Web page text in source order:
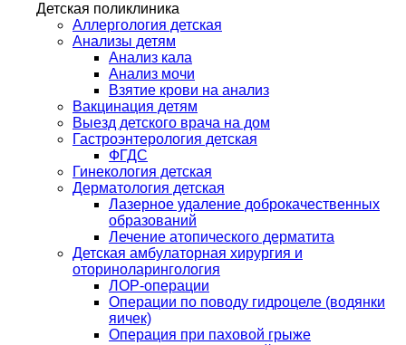
Детская поликлиника
Аллергология детская
Анализы детям
Анализ кала
Анализ мочи
Взятие крови на анализ
Вакцинация детям
Выезд детского врача на дом
Гастроэнтерология детская
ФГДС
Гинекология детская
Дерматология детская
Лазерное удаление доброкачественных
образований
Лечение атопического дерматита
Детская амбулаторная хирургия и
оториноларингология
ЛОР-операции
Операции по поводу гидроцеле (водянки
яичек)
Операция при паховой грыже